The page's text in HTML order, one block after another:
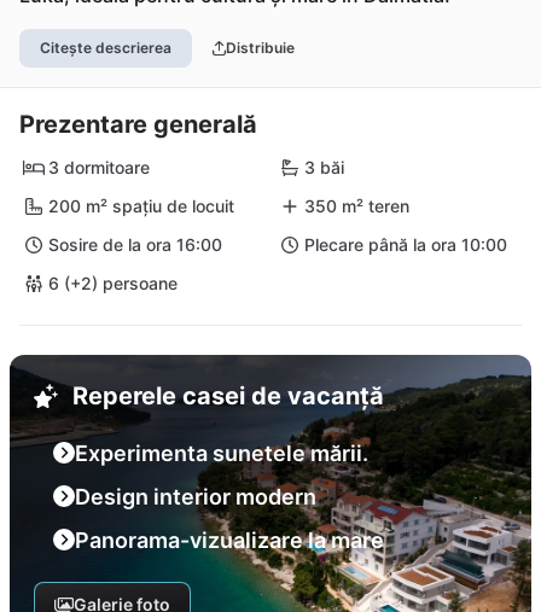
Citește descrierea Distribuie
Prezentare generală
3 dormitoare
3 băi
200 m² spațiu de locuit
350 m² teren
Sosire de la ora 16:00
Plecare până la ora 10:00
6 (+2) persoane
Reperele casei de vacanță
Experimenta sunetele mării.
Design interior modern
Panorama-vizualizare la mare
Galerie foto